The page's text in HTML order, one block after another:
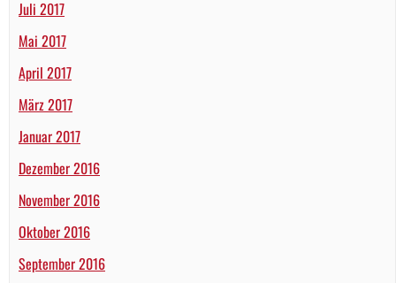
Juli 2017
Mai 2017
April 2017
März 2017
Januar 2017
Dezember 2016
November 2016
Oktober 2016
September 2016